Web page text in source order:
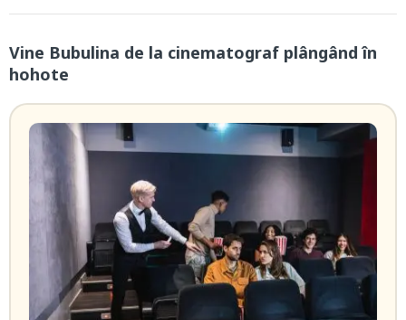
Vine Bubulina de la cinematograf plângând în
hohote